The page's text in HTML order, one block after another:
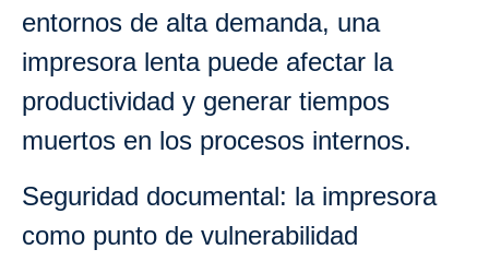
entornos de alta demanda, una
impresora lenta puede afectar la
productividad y generar tiempos
muertos en los procesos internos.
Seguridad documental: la impresora
como punto de vulnerabilidad